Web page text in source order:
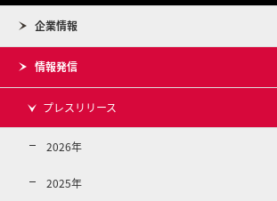
企業情報
情報発信
プレスリリース
2026年
2025年